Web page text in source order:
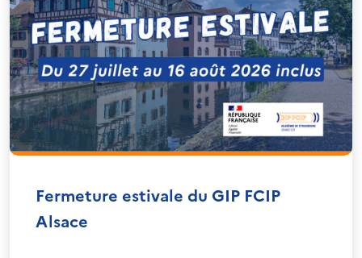
Fermeture estivale du GIP FCIP
Alsace